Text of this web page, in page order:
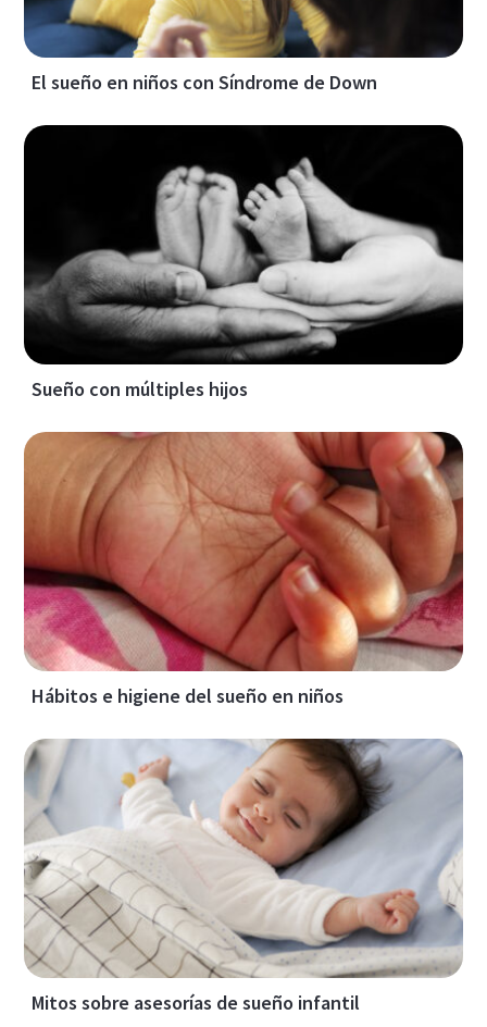
El sueño en niños con Síndrome de Down
Sueño con múltiples hijos
Hábitos e higiene del sueño en niños
Mitos sobre asesorías de sueño infantil